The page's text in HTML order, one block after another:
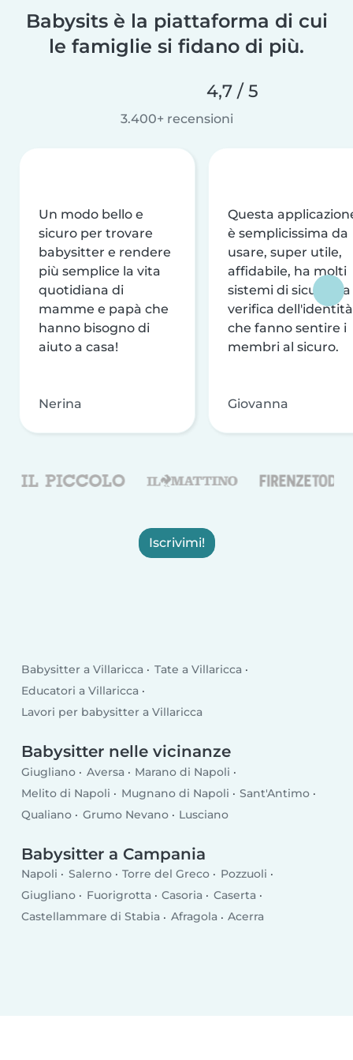
Babysits è la piattaforma di cui
le famiglie si fidano di più.
4,7 / 5
3.400+ recensioni
Un modo bello e
sicuro per trovare
babysitter e rendere
più semplice la vita
quotidiana di
mamme e papà che
hanno bisogno di
aiuto a casa!
Nerina
Questa
è semplicissima da
usare, super utile,
affidabile, ha molti
sistemi di sicurezza
verifica dell'identità
che fanno sentire i
membri al sicuro.
Giovanna
Iscrivimi!
Babysitter a Villaricca
Tate a Villaricca
Educatori a Villaricca
Lavori per babysitter a Villaricca
Babysitter nelle vicinanze
Giugliano Aversa
Marano di Napoli
Melito di Napoli
Mugnano di Napoli
Sant'Antimo
Qualiano
Grumo Nevano Lusciano
Babysitter a Campania
Napoli Salerno Torre del Greco
Pozzuoli
Giugliano
Fuorigrotta Casoria
Caserta
Castellammare di Stabia
Afragola Acerra